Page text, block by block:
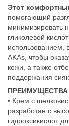
Этот
помогающий
минимизировать
гликолевой
использованием,
AKAs, чтобы
кожи, а также
поддержания
• Крем с
разработан с
гидроксикислот